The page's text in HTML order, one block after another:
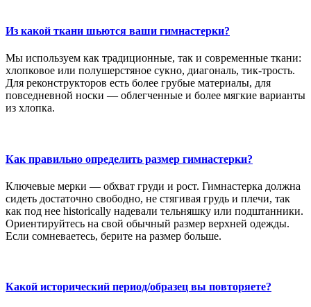
Из какой ткани шьются ваши гимнастерки?
Мы используем как традиционные, так и современные ткани:
хлопковое или полушерстяное сукно, диагональ, тик-трость.
Для реконструкторов есть более грубые материалы, для
повседневной носки — облегченные и более мягкие варианты
из хлопка.
Как правильно определить размер гимнастерки?
Ключевые мерки — обхват груди и рост. Гимнастерка должна
сидеть достаточно свободно, не стягивая грудь и плечи, так
как под нее historically надевали тельняшку или подштанники.
Ориентируйтесь на свой обычный размер верхней одежды.
Если сомневаетесь, берите на размер больше.
Какой исторический период/образец вы повторяете?